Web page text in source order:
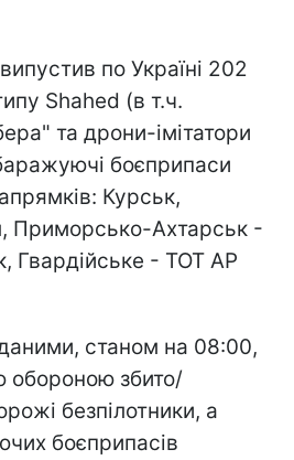
по Україні 202
Shahed (в т.ч.
та дрони-імітатори
боєприпаси
Курськ,
Приморсько-Ахтарськ -
Гвардійське - ТОТ АР
станом на 08:00,
обороною збито/
безпілотники, а
боєприпасів